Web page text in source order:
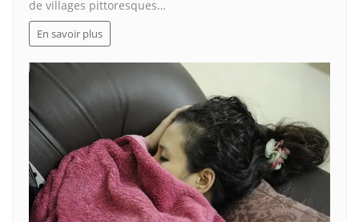
de villages pittoresques…
En savoir plus